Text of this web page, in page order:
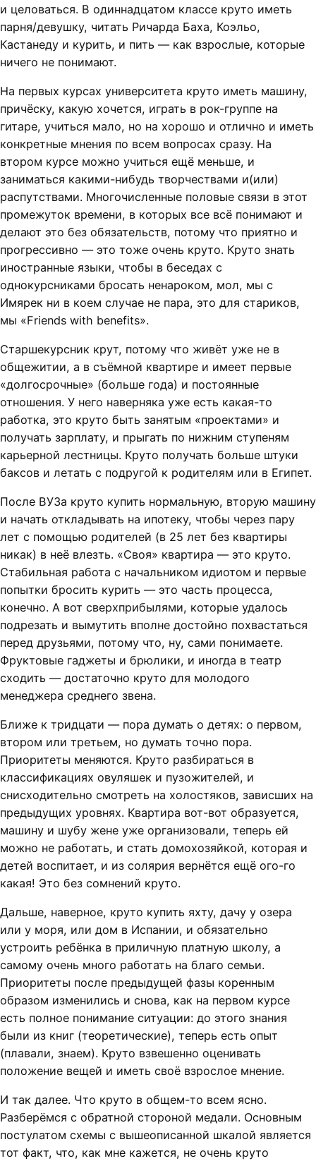
и целоваться. В одиннадцатом классе круто иметь
парня/девушку, читать Ричарда Баха, Коэльо,
Кастанеду и курить, и пить — как взрослые, которые
ничего не понимают.
На первых курсах университета круто иметь машину,
причёску, какую хочется, играть в рок-группе на
гитаре, учиться мало, но на хорошо и отлично и иметь
конкретные мнения по всем вопросах сразу. На
втором курсе можно учиться ещё меньше, и
заниматься какими-нибудь творчествами и(или)
распутствами. Многочисленные половые связи в этот
промежуток времени, в которых все всё понимают и
делают это без обязательств, потому что приятно и
прогрессивно — это тоже очень круто. Круто знать
иностранные языки, чтобы в беседах с
однокурсниками бросать ненароком, мол, мы с
Имярек ни в коем случае не пара, это для стариков,
мы «Friends with benefits».
Старшекурсник крут, потому что живёт уже не в
общежитии, а в съёмной квартире и имеет первые
«долгосрочные» (больше года) и постоянные
отношения. У него наверняка уже есть какая-то
работка, это круто быть занятым «проектами» и
получать зарплату, и прыгать по нижним ступеням
карьерной лестницы. Круто получать больше штуки
баксов и летать с подругой к родителям или в Египет.
После ВУЗа круто купить нормальную, вторую машину
и начать откладывать на ипотеку, чтобы через пару
лет с помощью родителей (в 25 лет без квартиры
никак) в неё влезть. «Своя» квартира — это круто.
Стабильная работа с начальником идиотом и первые
попытки бросить курить — это часть процесса,
конечно. А вот сверхприбылями, которые удалось
подрезать и вымутить вполне достойно похвастаться
перед друзьями, потому что, ну, сами понимаете.
Фруктовые гаджеты и брюлики, и иногда в театр
сходить — достаточно круто для молодого
менеджера среднего звена.
Ближе к тридцати — пора думать о детях: о первом,
втором или третьем, но думать точно пора.
Приоритеты меняются. Круто разбираться в
классификациях овуляшек и пузожителей, и
снисходительно смотреть на холостяков, зависших на
предыдущих уровнях. Квартира вот-вот образуется,
машину и шубу жене уже организовали, теперь ей
можно не работать, и стать домохозяйкой, которая и
детей воспитает, и из солярия вернётся ещё ого-го
какая! Это без сомнений круто.
Дальше, наверное, круто купить яхту, дачу у озера
или у моря, или дом в Испании, и обязательно
устроить ребёнка в приличную платную школу, а
самому очень много работать на благо семьи.
Приоритеты после предыдущей фазы коренным
образом изменились и снова, как на первом курсе
есть полное понимание ситуации: до этого знания
были из книг (теоретические), теперь есть опыт
(плавали, знаем). Круто взвешенно оценивать
положение вещей и иметь своё взрослое мнение.
И так далее. Что круто в общем-то всем ясно.
Разберёмся с обратной стороной медали. Основным
постулатом схемы с вышеописанной шкалой является
тот факт, что, как мне кажется, не очень круто